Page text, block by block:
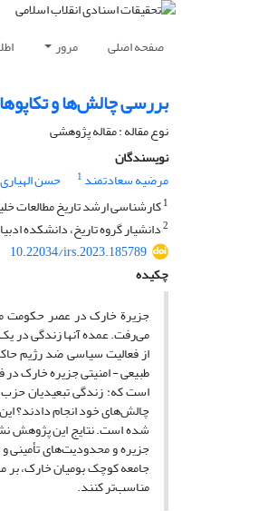
صفحه اصلی مرور
بررسی چالش‌ها و تکاپوهای
نوع مقاله : مقاله پژوهشی
نویسندگان
مرضیه سعادتمند 1 حسن الهیاری
1کارشناسی ارشد تاریخ مطالعات
2دانشیار گروه تاریخ، دانشکده
10.22034/irs.2023.185789
چکیده
جزیرةخارک در عصر حکومت
می‌رفت. عمده آنها زندگی در یک
از فعالیت سیاسی ضد رژیم
چالش‌های خود انجام دادند؟
شده است. نتایج این پژوهش
جزیره و محدودیت‌‌های تأمینی و
جامعه کوچک بومیان خارک، بر
مناسب‌تر کنند.